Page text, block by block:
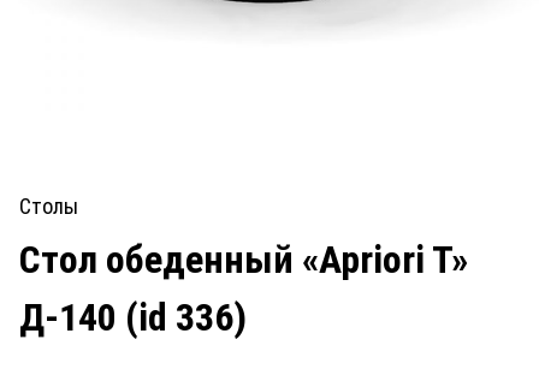
Столы
Стол обеденный «Apriori T»
Д-140 (id 336)